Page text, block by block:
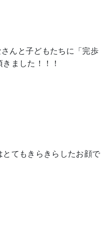
んと子どもたちに「完歩
ました！！！
てもきらきらしたお顔で